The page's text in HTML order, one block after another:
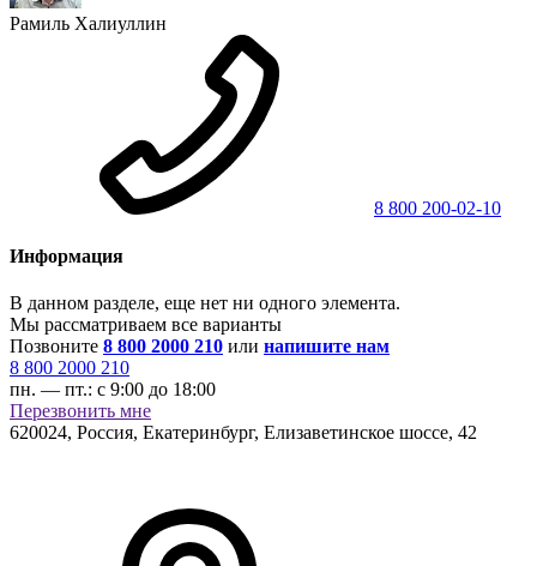
Рамиль Халиуллин
8 800 200-02-10
Информация
В данном разделе, еще нет ни одного элемента.
Мы рассматриваем все варианты
Позвоните 8 800 2000 210 или напишите нам
8 800 2000 210
пн. — пт.: с 9:00 до 18:00
Перезвонить мне
620024, Россия, Екатеринбург, Елизаветинское шоссе, 42